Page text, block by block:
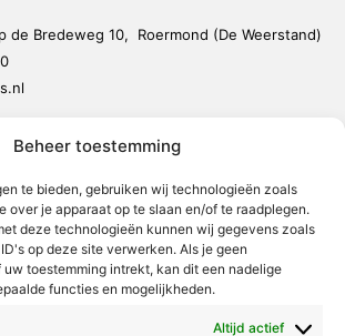
Beheer toestemming
te bieden, gebruiken wij technologieën zoals
over je apparaat op te slaan en/of te raadplegen.
deze technologieën kunnen wij gegevens zoals
op deze site verwerken. Als je geen
toestemming intrekt, kan dit een nadelige
functies en mogelijkheden.
Altijd actief
de Bredeweg 10, Roermond (De Weerstand)